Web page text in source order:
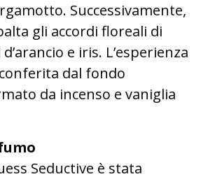
Successivamente,
gli accordi floreali di
e iris. L’esperienza
dal fondo
da incenso e vaniglia
Seductive è stata